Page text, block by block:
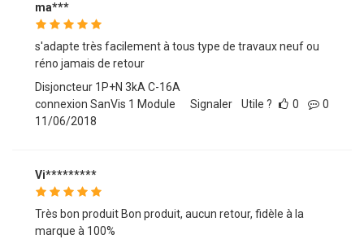
ma***
s'adapte très facilement à tous type de travaux neuf ou
réno jamais de retour
Disjoncteur 1P+N 3kA C-16A
connexion SanVis 1 Module
11/06/2018
Signaler Utile ? 0 0
Vi*********
Très bon produit Bon produit, aucun retour, fidèle à la
marque à 100%